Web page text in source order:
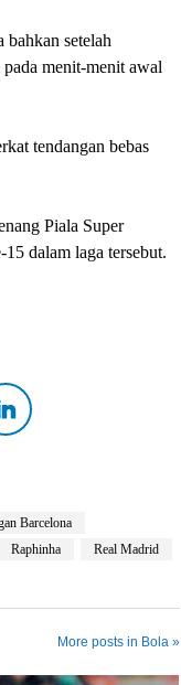
bahkan setelah
menit-menit awal
tendangan bebas
Piala Super
dalam laga tersebut.
Barcelona
Raphinha
Real Madrid
More posts in Bola »